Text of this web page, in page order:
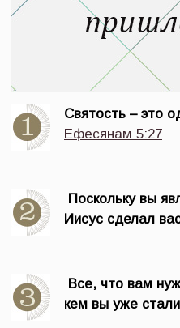
Святость – это
Ефесянам 5:27
Поскольку вы
Иисус сделал
Все, что вам
кем вы уже